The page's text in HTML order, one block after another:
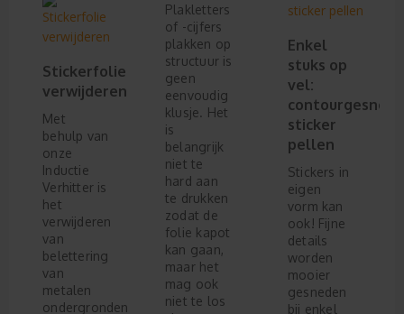
Stickerfolie
verwijderen
Met
behulp van
onze
Inductie
Verhitter is
het
verwijderen
van
belettering
van
metalen
ondergronden
Plakletters
of -cijfers
plakken op
structuur is
geen
eenvoudig
klusje. Het
is
belangrijk
niet te
hard aan
te drukken
zodat de
folie kapot
kan gaan,
maar het
mag ook
niet te los
Enkel
stuks op
vel:
sticker
pellen
Stickers in
eigen
vorm kan
ook! Fijne
details
worden
mooier
gesneden
bij enkel